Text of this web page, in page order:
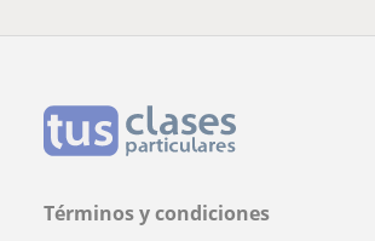
Términos y condiciones